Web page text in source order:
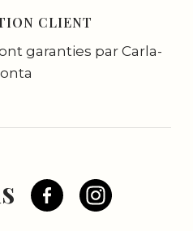
CLIENT
garanties par Carla-